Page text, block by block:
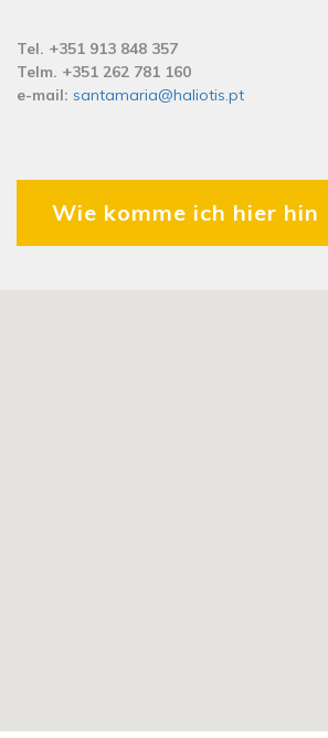
Tel. +351 913 848 357
Telm. +351 262 781 160
e-mail: santamaria@haliotis.pt
Wie komme ich hier hin